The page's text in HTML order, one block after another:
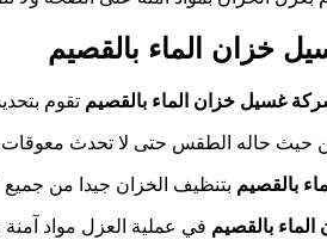
خزان الماء بالقصيم
غسيل خزان الماء بالقصيم تقوم
حيث حاله الطقس حتى لا تحدث معوقات
بالقصيم بتنظيف الخزان جيدا من
بالقصيم في عملية العزل مواد